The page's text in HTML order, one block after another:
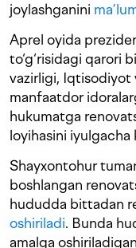
joylashganini
Aprel oyida
to‘g‘risidagi qarori
vazirligi, Iqtisodiyot
manfaatdor
hukumatga
loyihasini iyulgacha
Shayxontohur
boshlangan
hududda bittadan
oshiriladi. Bunda
amalga